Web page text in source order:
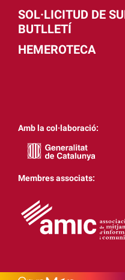
SOL·LICITUD DE
BUTLLETÍ
HEMEROTECA
Amb la col·laboració:
Membres associats: